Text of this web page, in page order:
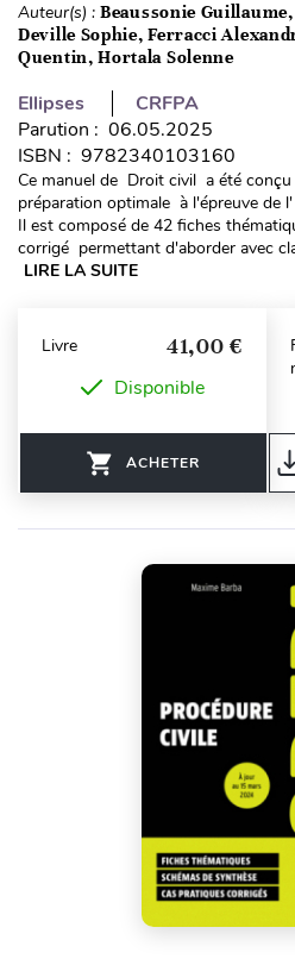
Auteur(s) : Beaussonie
Deville Sophie, Ferracci
Quentin, Hortala Solenne
Ellipses
CRFPA
Parution : 06.05.2025
ISBN : 9782340103160
Ce manuel de Droit civil a été
préparation optimale à l'épreuve de
Il est composé de 42 fiches
corrigé permettant d'aborder avec
LIRE LA SUITE
Livre 41,00 €
Disponible
ACHETER